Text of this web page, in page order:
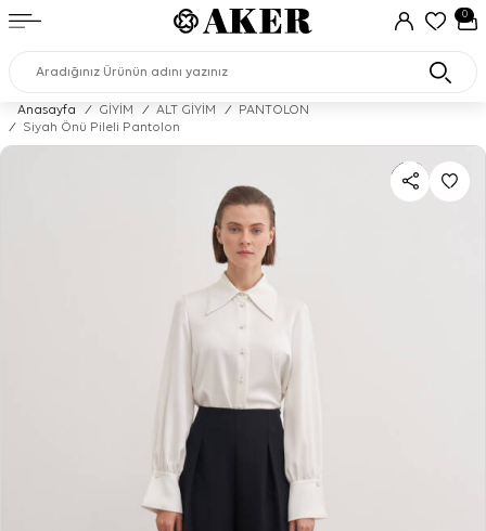
0
Anasayfa / GİYİM / ALT GİYİM /
PANTOLON
/
Siyah Önü Pileli Pantolon